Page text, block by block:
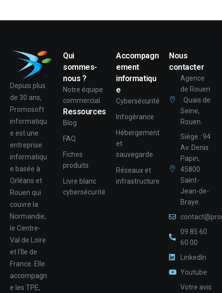
Depuis plus
de 30 ans,
Promosoft
informatiqu
e est une
entreprise
informatiqu
e basée à
Orléans et
Rouen qui
couvre la
Normandie,
le Centre-
Val de Loire
et l'Ile de
France. Elle
accompagn
e les TPE,
Qui
sommes-
nous ?
Notre équipe
commercial
Ressources
Blog
FAQ
Fiches
produits
Livre blanc
cybersécurité
Accompagn
ement
informatiqu
e
Cybersécurité
Infogérance
Hébergement
et
sauvegarde
Réseaux et
infrastructure
Nous
contacter
Agence
de Rouen
: Quais de
Seine,
Rouen.
Siège : 94
Av. Denis
Papin,
45800
Saint-
Jean-de-
Braye.
09 85 60
60 00
LinkedIn
Youtube
Votre avis